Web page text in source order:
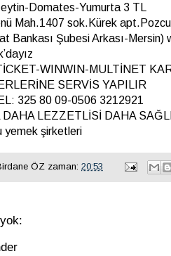
Domates-Yumurta 3 TL
Mah.1407 sok.Kürek
Bankası Şubesi Arkası-
WINWIN-MULTİNET
SERVİS YAPILIR
325 80 09-0506 3212921
DAHA LEZZETLİSİ DAHA
yemek şirketleri
ÖZ zaman: 20:53